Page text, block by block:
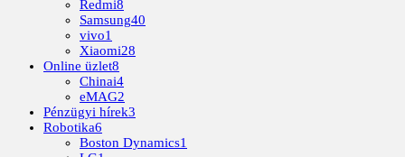
Redmi8
Samsung40
vivo1
Xiaomi28
Online üzlet8
Chinai4
eMAG2
Pénzügyi hírek3
Robotika6
Boston Dynamics1